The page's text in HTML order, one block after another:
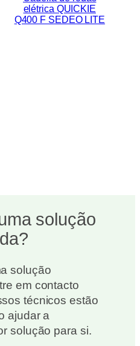
elétrica QUICKIE
Q400 F SEDEO LITE
solução
solução
em contacto
técnicos estão
ajudar a
solução para si.